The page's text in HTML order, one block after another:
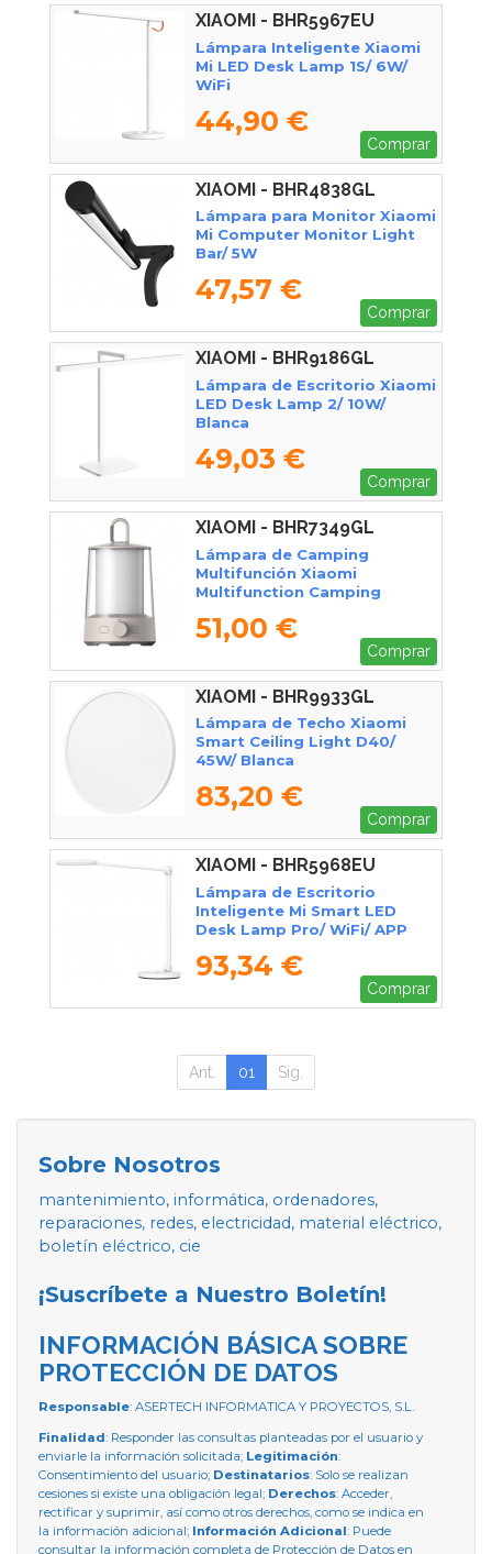
XIAOMI - BHR5967EU
Lámpara Inteligente Xiaomi
Mi LED Desk Lamp 1S/ 6W/
WiFi
44,90 €
Comprar
XIAOMI - BHR4838GL
Lámpara para Monitor Xiaomi
Mi Computer Monitor Light
Bar/ 5W
47,57 €
Comprar
XIAOMI - BHR9186GL
Lámpara de Escritorio Xiaomi
LED Desk Lamp 2/ 10W/
Blanca
49,03 €
Comprar
XIAOMI - BHR7349GL
Lámpara de Camping
Multifunción Xiaomi
Multifunction Camping
51,00 €
Comprar
XIAOMI - BHR9933GL
Lámpara de Techo Xiaomi
Smart Ceiling Light D40/
45W/ Blanca
83,20 €
Comprar
XIAOMI - BHR5968EU
Lámpara de Escritorio
Inteligente Mi Smart LED
Desk Lamp Pro/ WiFi/ APP
93,34 €
Comprar
Ant. 01 Sig.
Sobre Nosotros
mantenimiento, informática, ordenadores,
reparaciones, redes, electricidad, material eléctrico,
boletín eléctrico, cie
¡Suscríbete a Nuestro Boletín!
INFORMACIÓN BÁSICA SOBRE
PROTECCIÓN DE DATOS
Responsable: ASERTECH INFORMATICA Y PROYECTOS, S.L.
Finalidad: Responder las consultas planteadas por el usuario y
enviarle la información solicitada; Legitimación:
Consentimiento del usuario; Destinatarios: Solo se realizan
cesiones si existe una obligación legal; Derechos: Acceder,
rectificar y suprimir, así como otros derechos, como se indica en
la información adicional; Información Adicional: Puede
consultar la información completa de Protección de Datos en